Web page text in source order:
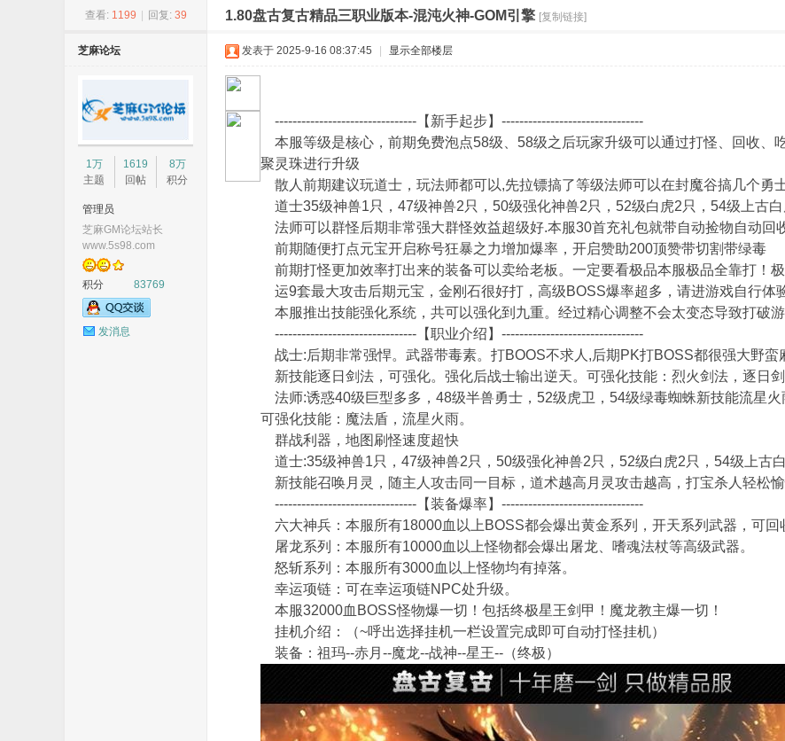
查看: 1199 回复: 39 1.80盘古复古精品三职业版本-混沌火神-GOM引擎 [复制链接]
芝麻论坛
1万
主题
1619
回帖
8万
积分
管理员
芝麻GM论坛站长
www.5s98.com
积分 83769
发消息
发表于 2025-9-16 08:37:45 显示全部楼层
--------------------------------【新手起步】--------------------------------
本服等级是核心，前期免费泡点58级、58级之后玩家升级可以通过打怪、回收、
聚灵珠进行升级
散人前期建议玩道士，玩法师都可以,先拉镖搞了等级法师可以在封魔谷搞几个勇
道士35级神兽1只，47级神兽2只，50级强化神兽2只，52级白虎2只，54级上古白
法师可以群怪后期非常强大群怪效益超级好.本服30首充礼包就带自动捡物自动回
前期随便打点元宝开启称号狂暴之力增加爆率，开启赞助200顶赞带切割带绿毒
前期打怪更加效率打出来的装备可以卖给老板。一定要看极品本服极品全靠打！
运9套最大攻击后期元宝，金刚石很好打，高级BOSS爆率超多，请进游戏自行体
本服推出技能强化系统，共可以强化到九重。经过精心调整不会太变态导致打破游
--------------------------------【职业介绍】--------------------------------
战士:后期非常强悍。武器带毒素。打BOOS不求人,后期PK打BOSS都很强大野蛮
新技能逐日剑法，可强化。强化后战士输出逆天。可强化技能：烈火剑法，逐日
法师:诱惑40级巨型多多，48级半兽勇士，52级虎卫，54级绿毒蜘蛛新技能流星火
可强化技能：魔法盾，流星火雨。
群战利器，地图刷怪速度超快
道士:35级神兽1只，47级神兽2只，50级强化神兽2只，52级白虎2只，54级上古白
新技能召唤月灵，随主人攻击同一目标，道术越高月灵攻击越高，打宝杀人轻松
--------------------------------【装备爆率】--------------------------------
六大神兵：本服所有18000血以上BOSS都会爆出黄金系列，开天系列武器，可回
屠龙系列：本服所有10000血以上怪物都会爆出屠龙、嗜魂法杖等高级武器。
怒斩系列：本服所有3000血以上怪物均有掉落。
幸运项链：可在幸运项链NPC处升级。
本服32000血BOSS怪物爆一切！包括终极星王剑甲！魔龙教主爆一切！
挂机介绍：（~呼出选择挂机一栏设置完成即可自动打怪挂机）
装备：祖玛--赤月--魔龙--战神--星王--（终极）